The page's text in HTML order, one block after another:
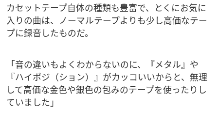
カセットテープ自体の種類も豊富で、とくにお気に
入りの曲は、ノーマルテープよりも少し高価なテー
プに録音したものだ。
「音の違いもよくわからないのに、『メタル』や
『ハイポジ（ション）』がカッコいいからと、無理
して高価な金色や銀色の包みのテープを使ったりし
ていました」